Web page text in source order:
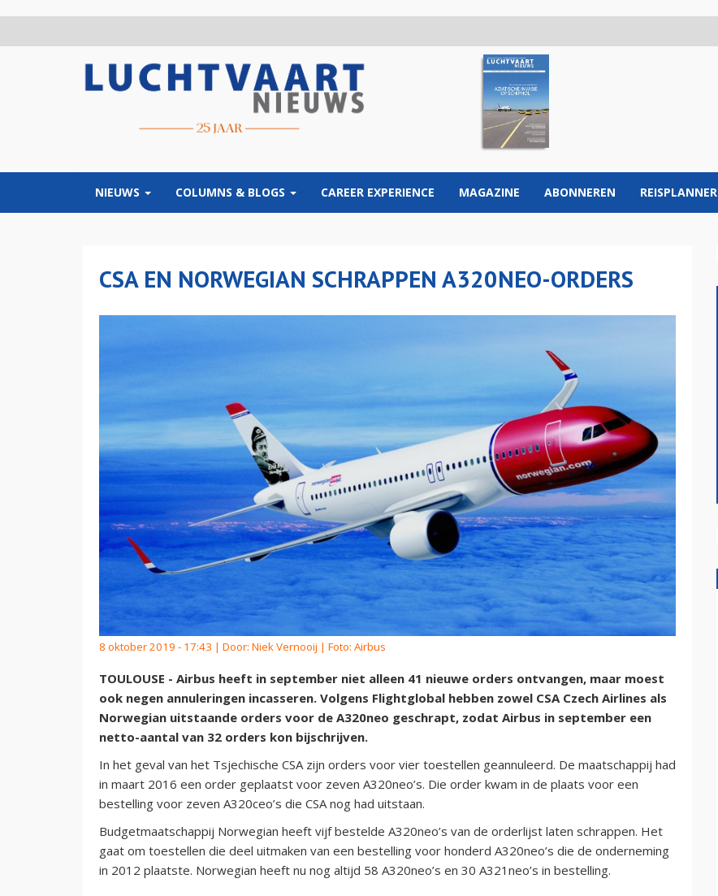
NIEUWS COLUMNS & BLOGS CAREER EXPERIENCE MAGAZINE ABONNEREN REISPLANNER
CSA EN NORWEGIAN SCHRAPPEN A320NEO-ORDERS
8 oktober 2019 - 17:43 | Door: Niek Vernooij | Foto: Airbus
TOULOUSE - Airbus heeft in september niet alleen 41 nieuwe orders ontvangen, maar moest
ook negen annuleringen incasseren. Volgens Flightglobal hebben zowel CSA Czech Airlines als
Norwegian uitstaande orders voor de A320neo geschrapt, zodat Airbus in september een
netto-aantal van 32 orders kon bijschrijven.
In het geval van het Tsjechische CSA zijn orders voor vier toestellen geannuleerd. De maatschappij had
in maart 2016 een order geplaatst voor zeven A320neo’s. Die order kwam in de plaats voor een
bestelling voor zeven A320ceo’s die CSA nog had uitstaan.
Budgetmaatschappij Norwegian heeft vijf bestelde A320neo’s van de orderlijst laten schrappen. Het
gaat om toestellen die deel uitmaken van een bestelling voor honderd A320neo’s die de onderneming
in 2012 plaatste. Norwegian heeft nu nog altijd 58 A320neo’s en 30 A321neo’s in bestelling.